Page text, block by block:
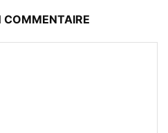
COMMENTAIRE